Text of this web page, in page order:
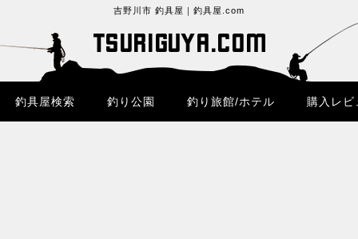
吉野川市 釣具屋｜釣具屋.com
釣具屋検索 釣り公園 釣り旅館/ホテル 購入レビ